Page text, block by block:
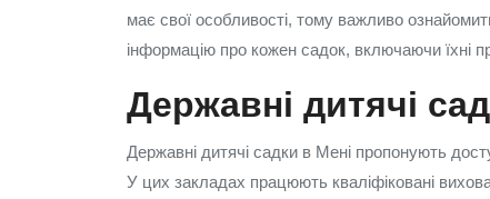
має свої особливості, тому важливо
інформацію про кожен садок, включаючи їхні
Державні дитячі
Державні дитячі садки в Мені пропонують
У цих закладах працюють кваліфіковані